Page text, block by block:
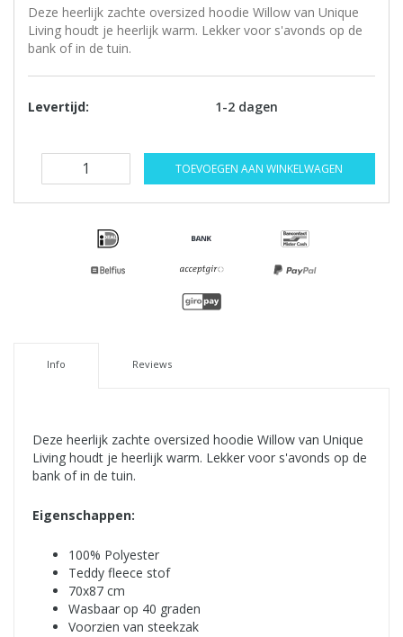
Deze heerlijk zachte oversized hoodie Willow van Unique
Living houdt je heerlijk warm. Lekker voor s'avonds op de
bank of in de tuin.
Levertijd: 1-2 dagen
TOEVOEGEN AAN WINKELWAGEN
Info Reviews
Deze heerlijk zachte oversized hoodie Willow van Unique
Living houdt je heerlijk warm. Lekker voor s'avonds op de
bank of in de tuin.
Eigenschappen:
100% Polyester
Teddy fleece stof
70x87 cm
Wasbaar op 40 graden
Voorzien van steekzak